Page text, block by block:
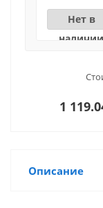
Нет в
наличии
1
Описание